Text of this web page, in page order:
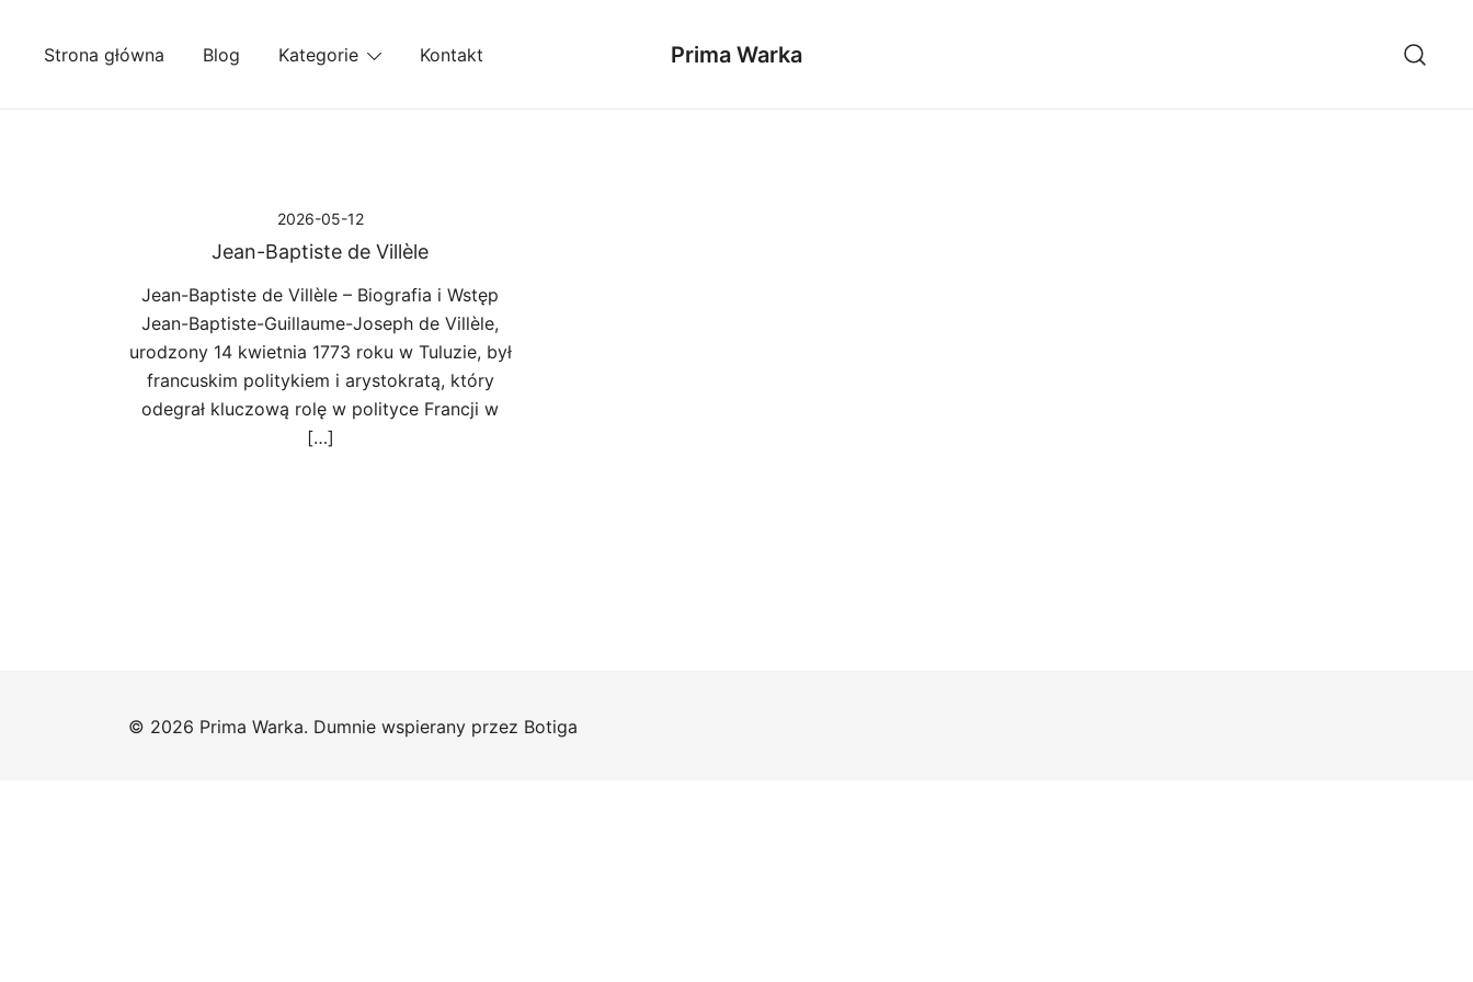
Strona główna Blog Kategorie Kontakt Prima Warka
2026-05-12
Jean-Baptiste de Villèle
Jean-Baptiste de Villèle – Biografia i Wstęp
Jean-Baptiste-Guillaume-Joseph de Villèle,
urodzony 14 kwietnia 1773 roku w Tuluzie, był
francuskim politykiem i arystokratą, który
odegrał kluczową rolę w polityce Francji w
[…]
© 2026 Prima Warka. Dumnie wspierany przez Botiga